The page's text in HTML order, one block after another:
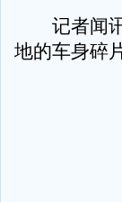
记者闻讯
地的车身碎